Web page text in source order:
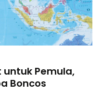
untuk Pemula,
Boncos